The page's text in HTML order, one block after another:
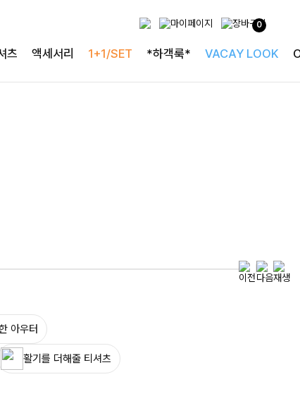
0
츠 액세서리 1+1/SET *하객룩* VACAY LOOK
특별한 날을 빛내는
하객룩의 정석
아우터
활기를 더해줄 티셔츠